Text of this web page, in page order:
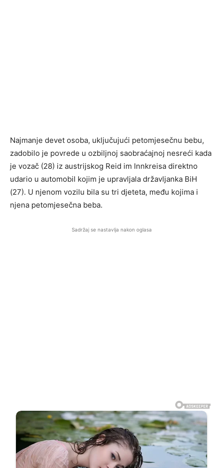
Najmanje devet osoba, uključujući petomjesečnu bebu,
zadobilo je povrede u ozbiljnoj saobraćajnoj nesreći kada
je vozač (28) iz austrijskog Reid im Innkreisa direktno
udario u automobil kojim je upravljala državljanka BiH
(27). U njenom vozilu bila su tri djeteta, među kojima i
njena petomjesečna beba.
Sadržaj se nastavlja nakon oglasa